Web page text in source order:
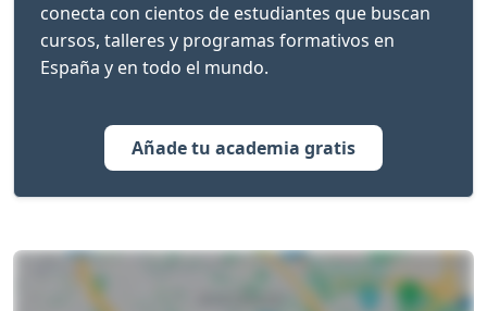
conecta con cientos de estudiantes que buscan
cursos, talleres y programas formativos en
España y en todo el mundo.
Añade tu academia gratis